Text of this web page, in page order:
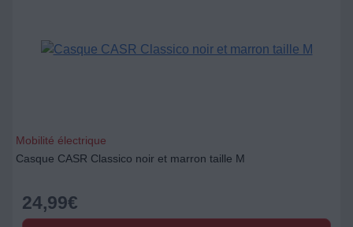
Mobilité électrique
Casque CASR Classico noir et marron taille M
24,99€